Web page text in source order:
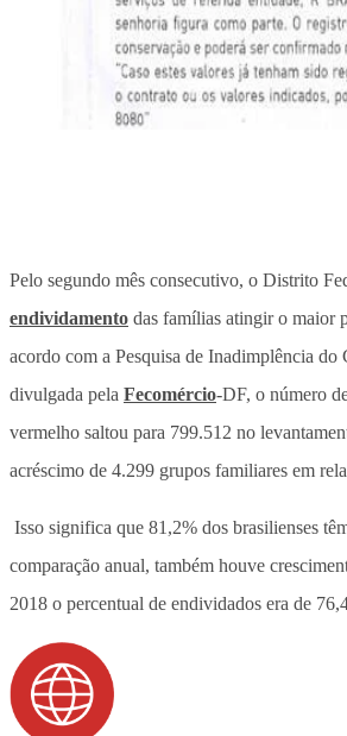
Pelo segundo mês consecutivo, o Distrito
endividamento das famílias atingir o maior
acordo com a Pesquisa de Inadimplência do
divulgada pela Fecomércio-DF, o número
vermelho saltou para 799.512 no
acréscimo de 4.299 grupos familiares em
Isso significa que 81,2% dos brasilienses
comparação anual, também houve
2018 o percentual de endividados era de